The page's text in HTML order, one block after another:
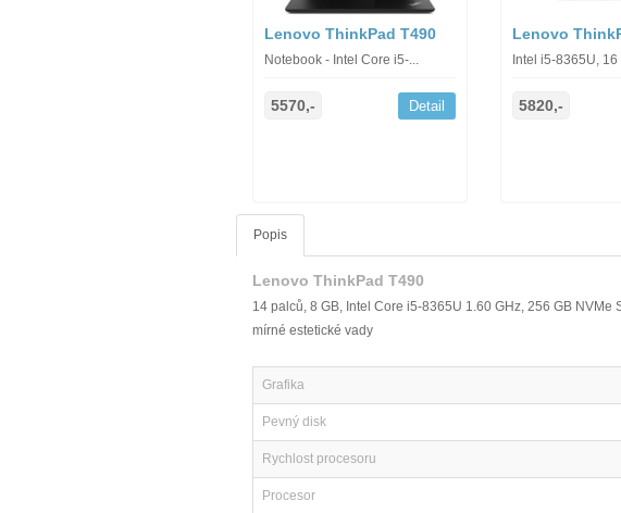
Lenovo ThinkPad T490
Notebook - Intel Core i5-...
5570,- Detail
Lenovo
Intel i5-8365U, 16
5820,-
Popis
Lenovo ThinkPad T490
14 palců, 8 GB, Intel Core i5-8365U 1.60 GHz, 256 GB
mírné estetické vady
Grafika
Pevný disk
Rychlost procesoru
Procesor